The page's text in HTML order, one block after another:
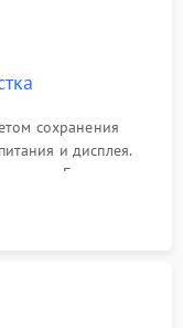
сохранения
и дисплея.
пыли. Бережная